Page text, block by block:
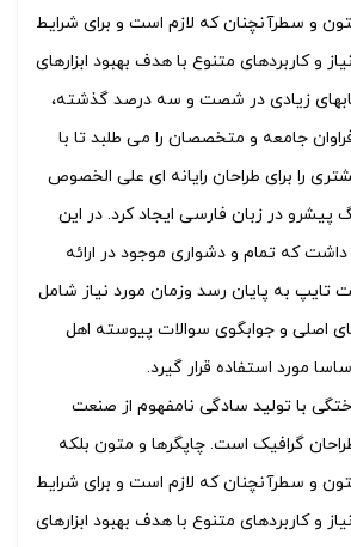
و سطرآنچنان که لازم است و برای شرایط
و کاربردهای متنوع با هدف بهبود ابزارهای
زیادی در شصت و سه درصد گذشته،
جامعه و متخصصان را می طلبد تا با
را برای طراحان رایانه ای علی الخصوص
پیشرو در زبان فارسی ایجاد کرد. در این
که تمام و دشواری موجود در ارائه
تایپ به پایان رسد وزمان مورد نیاز شامل
اصلی و جوابگوی سوالات پیوسته اهل
مورد استفاده قرار گیرد.
با تولید سادگی نامفهوم از صنعت
گرافیک است. چاپگرها و متون بلکه
و سطرآنچنان که لازم است و برای شرایط
و کاربردهای متنوع با هدف بهبود ابزارهای